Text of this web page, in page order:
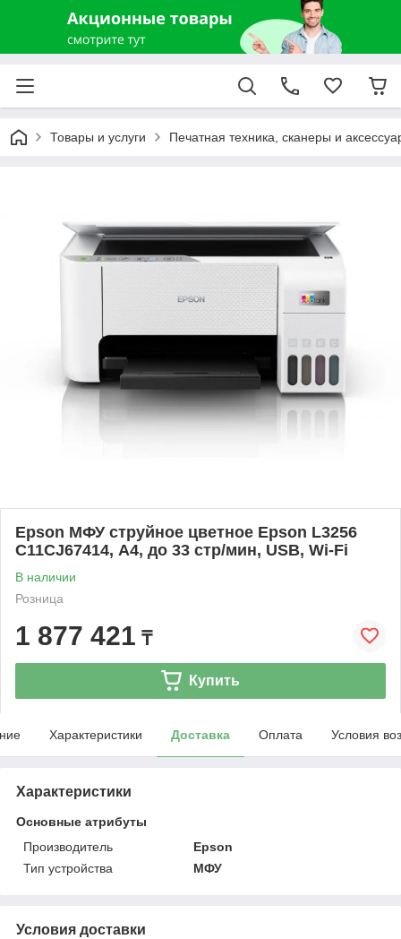
Товары и услуги Печатная техника, сканеры и
Epson МФУ струйное цветное Epson L3256
C11CJ67414, А4, до 33 стр/мин, USB, Wi-Fi
В наличии
Розница
1 877 421 ₸
Купить
Характеристики Доставка Оплата Условия
Характеристики
Основные атрибуты
Производитель
Epson
Тип устройства
МФУ
Условия доставки